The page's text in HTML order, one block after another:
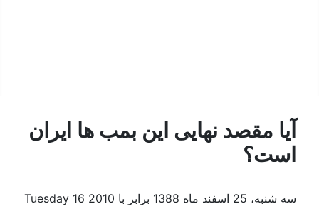
آیا مقصد نهايی این بمب ها ایران
است؟
سه شنبه، 25 اسفند ماه 1388 برابر با 2010 Tuesday 16